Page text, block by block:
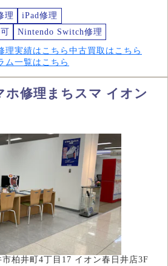
理
iPad修理
Nintendo Switch修理
理実績はこちら 中古買取はこちら
ム一覧はこちら
ホ修理まちスマ イオン
柏井町4丁目17 イオン春日井店3F